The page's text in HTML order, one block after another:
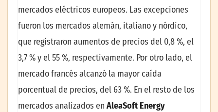
mercados eléctricos europeos. Las excepciones
fueron los mercados alemán, italiano y nórdico,
que registraron aumentos de precios del 0,8 %, el
3,7 % y el 55 %, respectivamente. Por otro lado, el
mercado francés alcanzó la mayor caída
porcentual de precios, del 63 %. En el resto de los
mercados analizados en AleaSoft Energy